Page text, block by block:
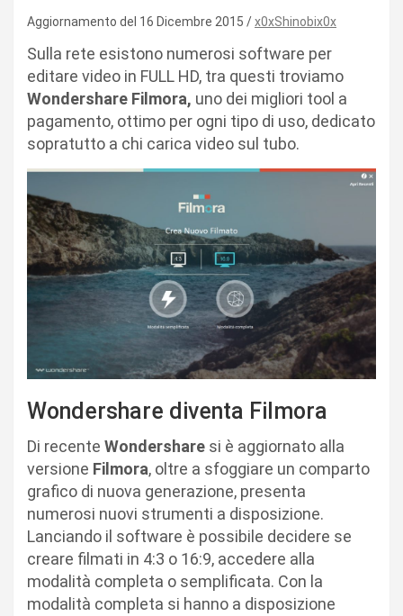
Aggiornamento del 16 Dicembre 2015 x0xShinobix0x
Sulla rete esistono numerosi software per
editare video in FULL HD, tra questi troviamo
Wondershare Filmora, uno dei migliori tool a
pagamento, ottimo per ogni tipo di uso, dedicato
sopratutto a chi carica video sul tubo.
Wondershare diventa Filmora
Di recente Wondershare si è aggiornato alla
versione Filmora, oltre a sfoggiare un comparto
grafico di nuova generazione, presenta
numerosi nuovi strumenti a disposizione.
Lanciando il software è possibile decidere se
creare filmati in 4:3 o 16:9, accedere alla
modalità completa o semplificata. Con la
modalità completa si hanno a disposizione